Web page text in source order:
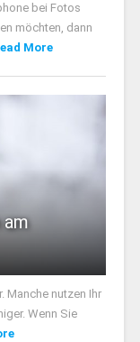
bei Fotos
möchten, dann
More
am
Manche nutzen Ihr
Wenn Sie